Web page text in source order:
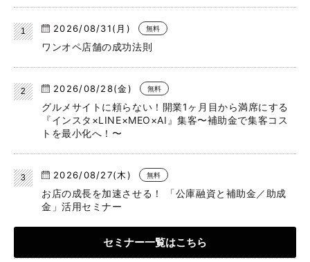
2026/08/31(月) 無料
ワンオペ店舗の成功法則
2026/08/28(金) 無料
グルメサイトに頼らない！開業1ヶ月目から満席にする
『インスタ×LINE×MEO×AI』集客〜補助金で集客コス
トを最小化へ！〜
2026/08/27(木) 無料
お店の成長を加速させる！ 「公庫融資と補助金／助成
金」活用セミナー
セミナー一覧はこちら